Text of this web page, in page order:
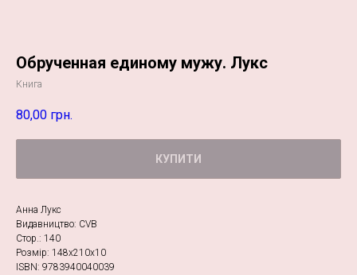
Обрученная единому мужу. Лукс
Книга
80,00 грн.
КУПИТИ
Анна Лукс
Видавництво: CVB
Стор.: 140
Розмір: 148х210х10
ISBN: 9783940040039